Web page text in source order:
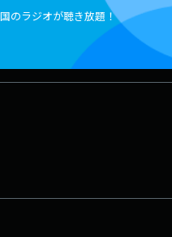
のラジオが聴き放題！